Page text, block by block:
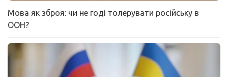
Мова як зброя: чи не годі толерувати російську в
ООН?